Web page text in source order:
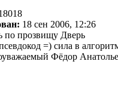
18 сен 2006, 12:26
по прозвищу Дверь
=) сила в
Фёдор